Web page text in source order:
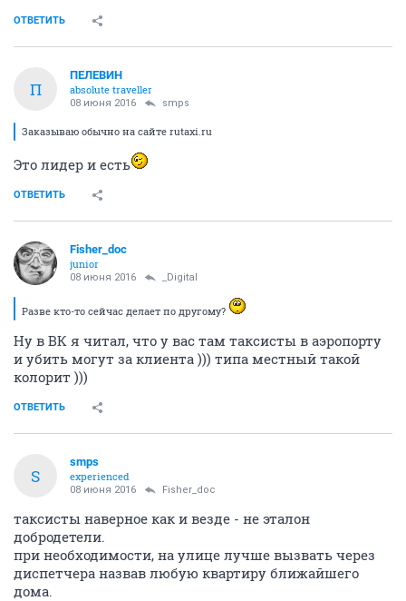
ОТВЕТИТЬ
П
ПЕЛЕВИН
absolute traveller
08 июня 2016 smps
Заказываю обычно на сайте rutaxi.ru
Это лидер и есть
ОТВЕТИТЬ
Fisher_doc
junior
08 июня 2016 _Digital
Разве кто-то сейчас делает по другому?
Ну в ВК я читал, что у вас там таксисты в аэропорту
и убить могут за клиента ))) типа местный такой
колорит )))
ОТВЕТИТЬ
S
smps
experienced
08 июня 2016 Fisher_doc
таксисты наверное как и везде - не эталон
добродетели.
при необходимости, на улице лучше вызвать через
диспетчера назвав любую квартиру ближайшего
дома.